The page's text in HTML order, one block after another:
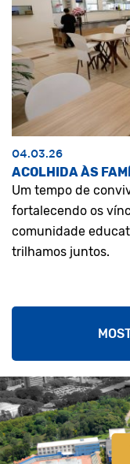
04.03.26
ACOLHIDA ÀS
Um tempo de
fortalecendo os
comunidade
trilhamos juntos.